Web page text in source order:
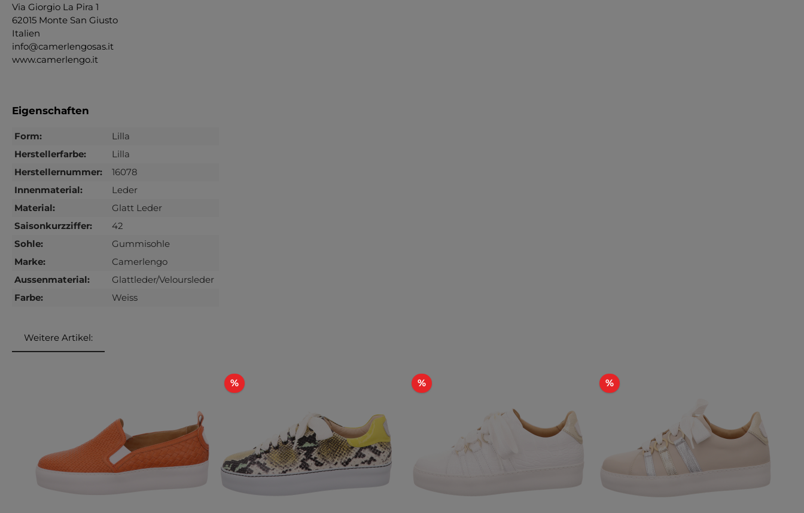
Via Giorgio La Pira 1
62015 Monte San Giusto
Italien
info@camerlengosas.it
www.camerlengo.it
Eigenschaften
Form:
Lilla
Herstellerfarbe:
Lilla
Herstellernummer:
16078
Innenmaterial:
Leder
Material:
Glatt Leder
Saisonkurzziffer:
42
Sohle:
Gummisohle
Marke:
Camerlengo
Aussenmaterial:
Glattleder/Veloursleder
Farbe:
Weiss
Weitere Artikel:
%Rabatt %Rabatt %Rabatt